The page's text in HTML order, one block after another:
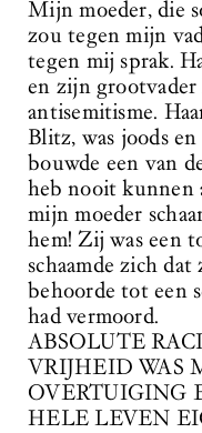
Mijn moeder, die
zou tegen mijn
tegen mij sprak.
en zijn grootvader
antisemitisme.
Blitz, was joods
bouwde een van
heb nooit kunnen
mijn moeder
hem! Zij was een
schaamde zich
behoorde tot een
had vermoord.
ABSOLUTE
VRIJHEID WAS
OVERTUIGING
HELE LEVEN